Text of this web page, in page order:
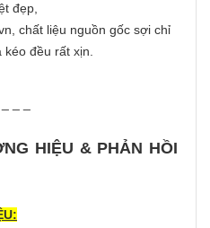
đẹp,
chất liệu nguồn gốc sợi chỉ
kéo đều rất xịn.
HIỆU & PHẢN HỒI